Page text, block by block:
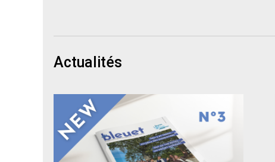
Actualités